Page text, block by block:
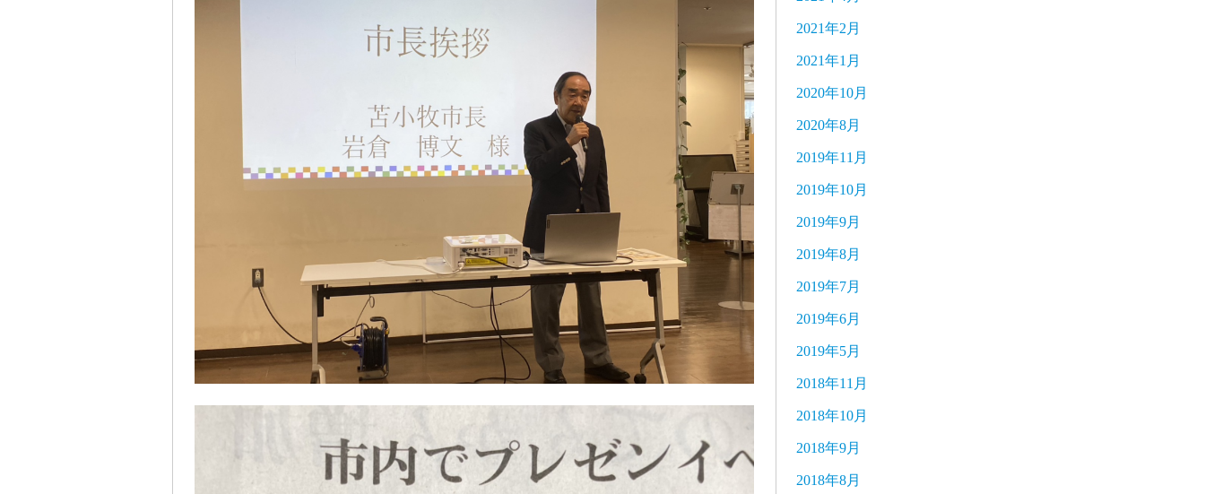
2021年2月
2021年1月
2020年10月
2020年8月
2019年11月
2019年10月
2019年9月
2019年8月
2019年7月
2019年6月
2019年5月
2018年11月
2018年10月
2018年9月
2018年8月